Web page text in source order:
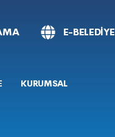
E-BELEDİYE
KURUMSAL